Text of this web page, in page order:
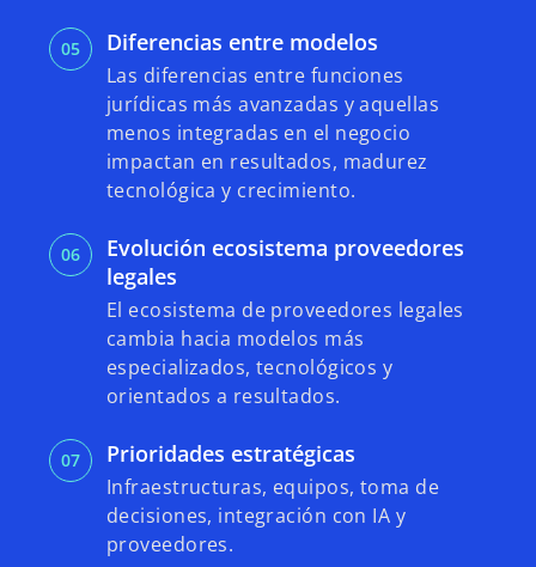
Diferencias entre modelos
Las diferencias entre funciones
jurídicas más avanzadas y aquellas
menos integradas en el negocio
impactan en resultados, madurez
tecnológica y crecimiento.
Evolución ecosistema proveedores
legales
El ecosistema de proveedores legales
cambia hacia modelos más
especializados, tecnológicos y
orientados a resultados.
Prioridades estratégicas
Infraestructuras, equipos, toma de
decisiones, integración con IA y
proveedores.